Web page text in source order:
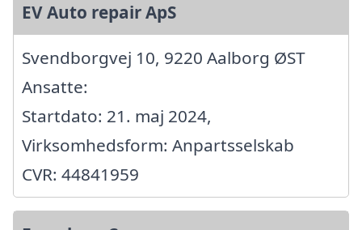
EV Auto repair ApS
Svendborgvej 10, 9220 Aalborg ØST
Ansatte:
Startdato: 21. maj 2024,
Virksomhedsform: Anpartsselskab
CVR: 44841959